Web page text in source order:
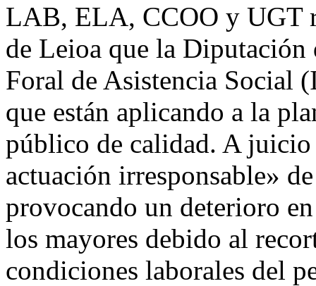
LAB, ELA, CCOO y UGT
de Leioa que la
Foral de Asistencia Social
que están aplicando a la
público de calidad. A
actuación irresponsable»
provocando un deterioro
los mayores debido al
condiciones laborales del